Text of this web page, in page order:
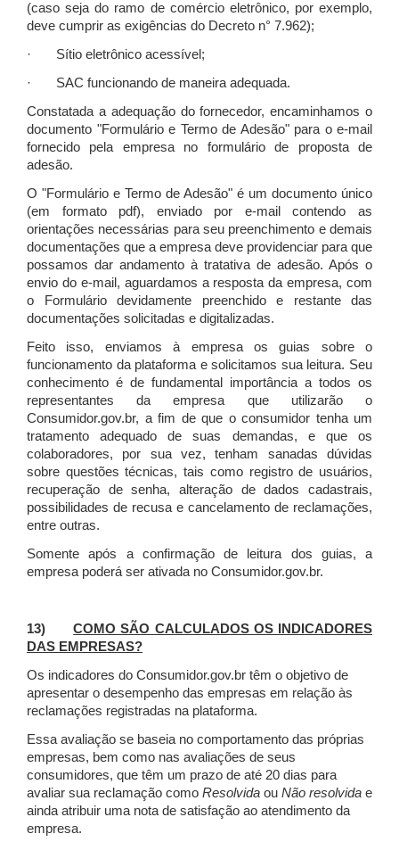
(caso seja do ramo de comércio eletrônico, por exemplo,
deve cumprir as exigências do Decreto n° 7.962);
· Sítio eletrônico acessível;
· SAC funcionando de maneira adequada.
Constatada a adequação do fornecedor, encaminhamos o
documento "Formulário e Termo de Adesão" para o e-mail
fornecido pela empresa no formulário de proposta de
adesão.
O "Formulário e Termo de Adesão" é um documento único
(em formato pdf), enviado por e-mail contendo as
orientações necessárias para seu preenchimento e demais
documentações que a empresa deve providenciar para que
possamos dar andamento à tratativa de adesão. Após o
envio do e-mail, aguardamos a resposta da empresa, com
o Formulário devidamente preenchido e restante das
documentações solicitadas e digitalizadas.
Feito isso, enviamos à empresa os guias sobre o
funcionamento da plataforma e solicitamos sua leitura. Seu
conhecimento é de fundamental importância a todos os
representantes da empresa que utilizarão o
Consumidor.gov.br, a fim de que o consumidor tenha um
tratamento adequado de suas demandas, e que os
colaboradores, por sua vez, tenham sanadas dúvidas
sobre questões técnicas, tais como registro de usuários,
recuperação de senha, alteração de dados cadastrais,
possibilidades de recusa e cancelamento de reclamações,
entre outras.
Somente após a confirmação de leitura dos guias, a
empresa poderá ser ativada no Consumidor.gov.br.
13)COMO SÃO CALCULADOS OS INDICADORES
DAS EMPRESAS?
Os indicadores do Consumidor.gov.br têm o objetivo de
apresentar o desempenho das empresas em relação às
reclamações registradas na plataforma.
Essa avaliação se baseia no comportamento das próprias
empresas, bem como nas avaliações de seus
consumidores, que têm um prazo de até 20 dias para
avaliar sua reclamação como Resolvida ou Não resolvida e
ainda atribuir uma nota de satisfação ao atendimento da
empresa.